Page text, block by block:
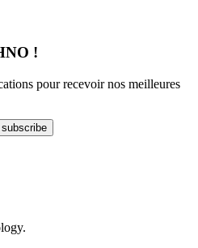
!
pour recevoir nos meilleures
subscribe